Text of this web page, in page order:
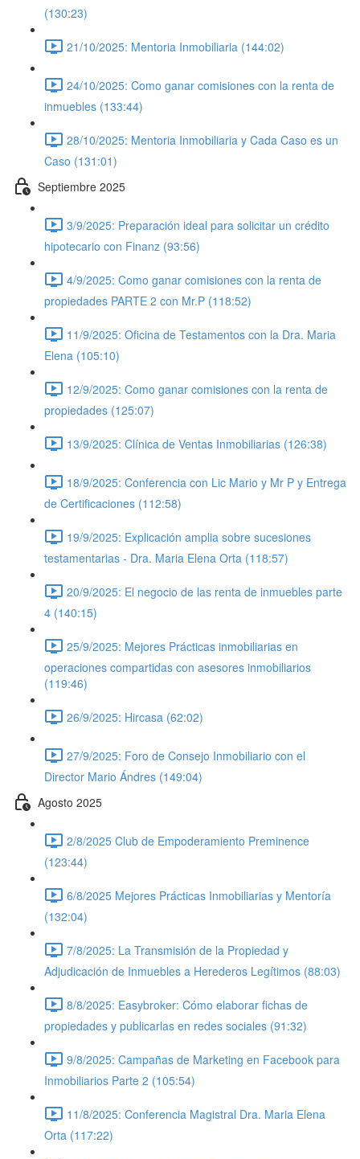
(130:23)
21/10/2025: Mentoria Inmobiliaria (144:02)
24/10/2025: Como ganar comisiones con la renta de
inmuebles (133:44)
28/10/2025: Mentoria Inmobiliaria y Cada Caso es un
Caso (131:01)
Septiembre 2025
3/9/2025: Preparación ideal para solicitar un crédito
hipotecario con Finanz (93:56)
4/9/2025: Como ganar comisiones con la renta de
propiedades PARTE 2 con Mr.P (118:52)
11/9/2025: Oficina de Testamentos con la Dra. Maria
Elena (105:10)
12/9/2025: Como ganar comisiones con la renta de
propiedades (125:07)
13/9/2025: Clínica de Ventas Inmobiliarias (126:38)
18/9/2025: Conferencia con Lic Mario y Mr P y Entrega
de Certificaciones (112:58)
19/9/2025: Explicación amplia sobre sucesiones
testamentarias - Dra. Maria Elena Orta (118:57)
20/9/2025: El negocio de las renta de inmuebles parte
4 (140:15)
25/9/2025: Mejores Prácticas inmobiliarias en
operaciones compartidas con asesores inmobiliarios
(119:46)
26/9/2025: Hircasa (62:02)
27/9/2025: Foro de Consejo Inmobiliario con el
Director Mario Ándres (149:04)
Agosto 2025
2/8/2025 Club de Empoderamiento Preminence
(123:44)
6/8/2025 Mejores Prácticas Inmobiliarias y Mentoría
(132:04)
7/8/2025: La Transmisión de la Propiedad y
Adjudicación de Inmuebles a Herederos Legítimos (88:03)
8/8/2025: Easybroker: Cómo elaborar fichas de
propiedades y publicarlas en redes sociales (91:32)
9/8/2025: Campañas de Marketing en Facebook para
Inmobiliarios Parte 2 (105:54)
11/8/2025: Conferencia Magistral Dra. Maria Elena
Orta (117:22)